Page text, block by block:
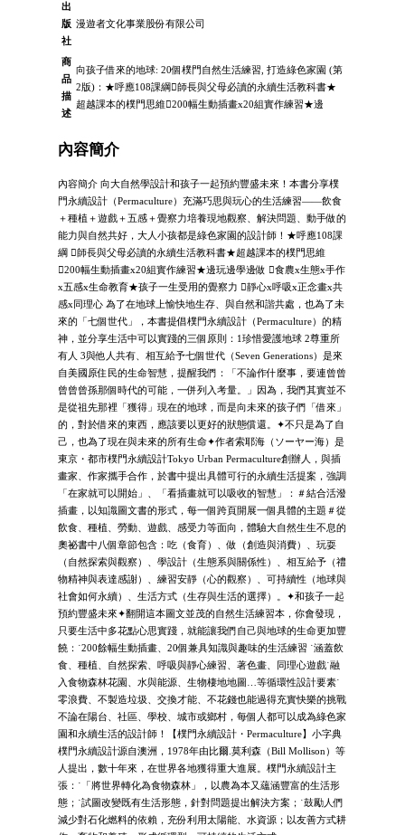
出
版
社
漫遊者文化事業股份有限公司
商
品
描
述
向孩子借來的地球: 20個樸門自然生活練習, 打造綠色家園 (第
2版)：★呼應108課綱師長與父母必讀的永續生活教科書★
超越課本的樸門思維200幅生動插畫x20組實作練習★邊
內容簡介
內容簡介 向大自然學設計和孩子一起預約豐盛未來！本書分享樸
門永續設計（Permaculture）充滿巧思與玩心的生活練習——飲食
＋種植＋遊戲＋五感＋覺察力培養現地觀察、解決問題、動手做的
能力與自然共好，大人小孩都是綠色家園的設計師！★呼應108課
綱 師長與父母必讀的永續生活教科書★超越課本的樸門思維
200幅生動插畫x20組實作練習★邊玩邊學邊做 食農x生態x手作
x五感x生命教育★孩子一生受用的覺察力 靜心x呼吸x正念畫x共
感x同理心 為了在地球上愉快地生存、與自然和諧共處，也為了未
來的「七個世代」，本書提倡樸門永續設計（Permaculture）的精
神，並分享生活中可以實踐的三個原則：1珍惜愛護地球 2尊重所
有人 3與他人共有、相互給予七個世代（Seven Generations）是來
自美國原住民的生命智慧，提醒我們：「不論作什麼事，要連曾曾
曾曾曾孫那個時代的可能，一併列入考量。」因為，我們其實並不
是從祖先那裡「獲得」現在的地球，而是向未來的孩子們「借來」
的，對於借來的東西，應該要以更好的狀態償還。✦不只是為了自
己，也為了現在與未來的所有生命✦作者索耶海（ソーヤー海）是
東京・都市樸門永續設計Tokyo Urban Permaculture創辦人，與插
畫家、作家攜手合作，於書中提出具體可行的永續生活提案，強調
「在家就可以開始」、「看插畫就可以吸收的智慧」：＃結合活潑
插畫，以知識圖文書的形式，每一個跨頁開展一個具體的主題＃從
飲食、種植、勞動、遊戲、感受力等面向，體驗大自然生生不息的
奧祕書中八個章節包含：吃（食育）、做（創造與消費）、玩耍
（自然探索與觀察）、學設計（生態系與關係性）、相互給予（禮
物精神與表達感謝）、練習安靜（心的觀察）、可持續性（地球與
社會如何永續）、生活方式（生存與生活的選擇）。✦和孩子一起
預約豐盛未來✦翻開這本圖文並茂的自然生活練習本，你會發現，
只要生活中多花點心思實踐，就能讓我們自己與地球的生命更加豐
饒：˙200餘幅生動插畫、20個兼具知識與趣味的生活練習 ˙涵蓋飲
食、種植、自然探索、呼吸與靜心練習、著色畫、同理心遊戲˙融
入食物森林花園、水與能源、生物棲地地圖…等循環性設計要素˙
零浪費、不製造垃圾、交換才能、不花錢也能過得充實快樂的挑戰
不論在陽台、社區、學校、城市或鄉村，每個人都可以成為綠色家
園和永續生活的設計師！【樸門永續設計・Permaculture】小字典
樸門永續設計源自澳洲，1978年由比爾.莫利森（Bill Mollison）等
人提出，數十年來，在世界各地獲得重大進展。樸門永續設計主
張：˙「將世界轉化為食物森林」，以農為本又蘊涵豐富的生活形
態；˙試圖改變既有生活形態，針對問題提出解決方案；˙鼓勵人們
減少對石化燃料的依賴，充份利用太陽能、水資源；以友善方式耕